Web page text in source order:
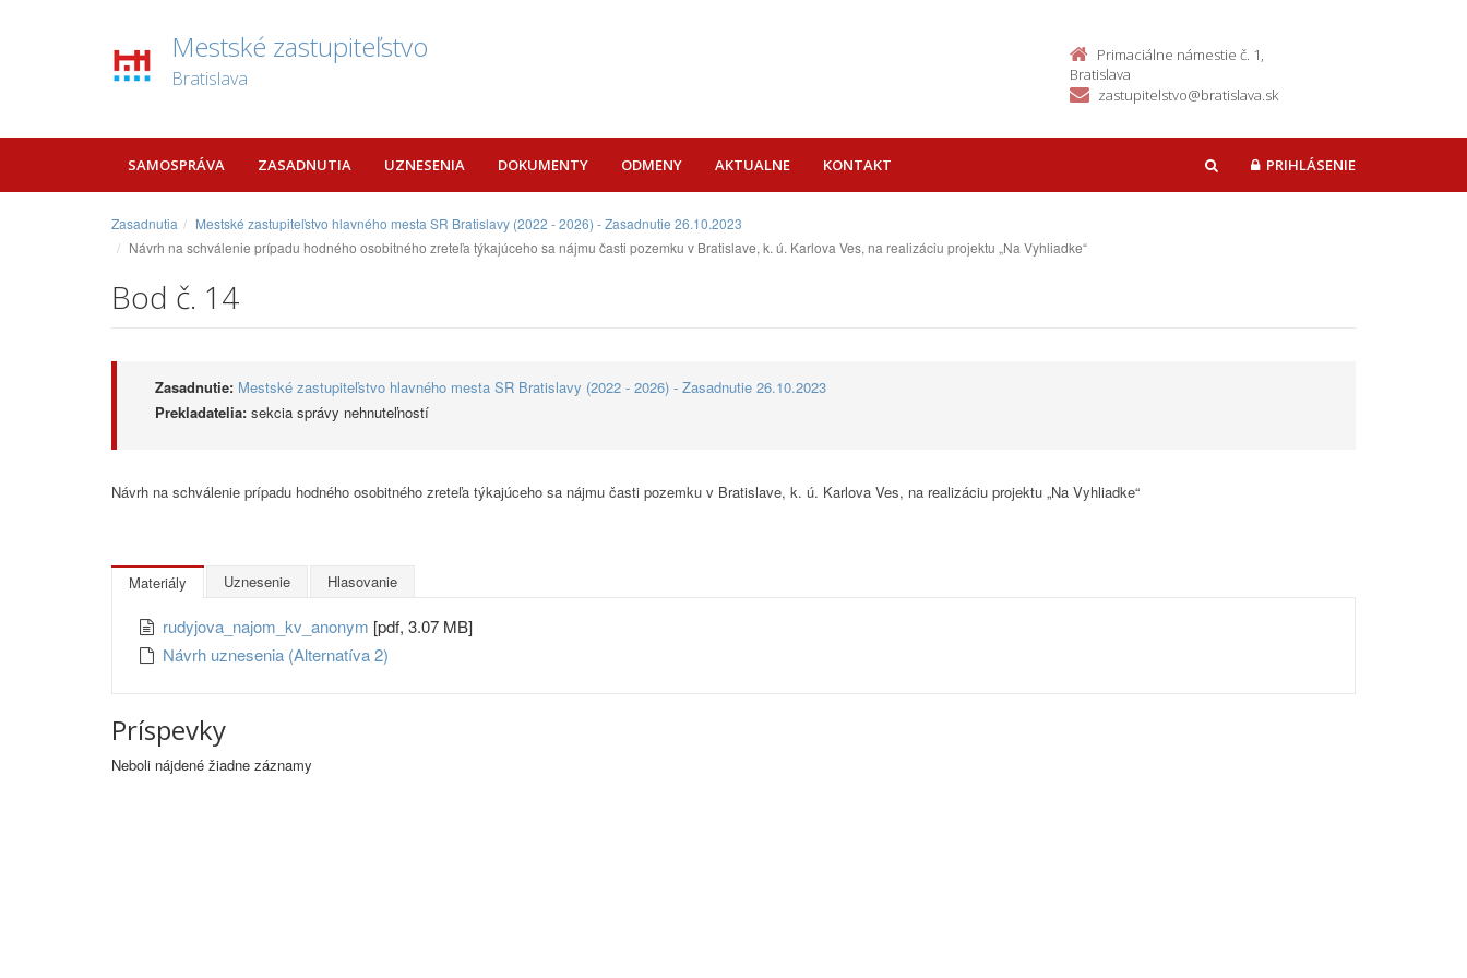
Mestské zastupiteľstvo
Bratislava
Primaciálne námestie č. 1,
Bratislava
zastupitelstvo@bratislava.sk
SAMOSPRÁVA ZASADNUTIA UZNESENIA DOKUMENTY ODMENY AKTUALNE KONTAKT HĽADAŤPRIHLÁSENIE
Zasadnutia
Mestské zastupiteľstvo hlavného mesta SR Bratislavy (2022 - 2026) - Zasadnutie 26.10.2023
Návrh na schválenie prípadu hodného osobitného zreteľa týkajúceho sa nájmu časti pozemku v Bratislave, k. ú. Karlova Ves, na realizáciu projektu „Na Vyhliadke“
Bod č. 14
Zasadnutie: Mestské zastupiteľstvo hlavného mesta SR Bratislavy (2022 - 2026) - Zasadnutie 26.10.2023
Prekladatelia: sekcia správy nehnuteľností
Návrh na schválenie prípadu hodného osobitného zreteľa týkajúceho sa nájmu časti pozemku v Bratislave, k. ú. Karlova Ves, na realizáciu projektu „Na Vyhliadke“
Materiály Uznesenie Hlasovanie
rudyjova_najom_kv_anonym [pdf, 3.07 MB]
Návrh uznesenia (Alternatíva 2)
Príspevky
Neboli nájdené žiadne záznamy